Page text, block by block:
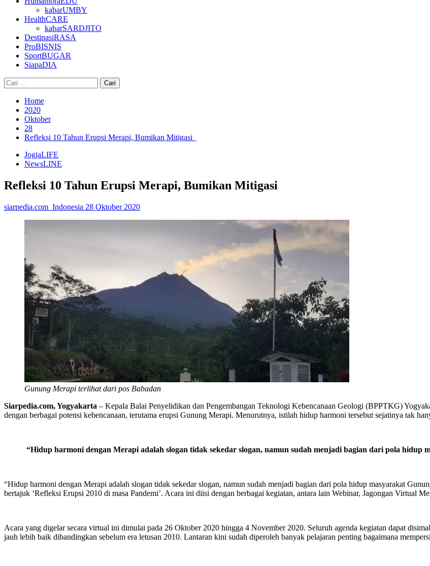
kabarUMBY
HealthCARE
kabarSARDJITO
DestinasiRASA
ProBISNIS
SportBUGAR
SiapaDIA
Cari
untuk:
Home
2020
Oktober
28
Refleksi 10 Tahun Erupsi Merapi, Bumikan Mitigasi
JogjaLIFE
NewsLINE
Refleksi 10 Tahun Erupsi Merapi, Bumikan Mitigasi
siarpedia.com_Indonesia 28 Oktober 2020
Gunung Merapi terlihat dari pos Babadan
Siarpedia.com, Yogyakarta – Kepala Balai Penyelidikan dan Pengembangan Teknologi Kebencanaan Geologi (BPPTKG)
dengan berbagai potensi kebencanaan, terutama erupsi Gunung Merapi. Menurutnya, istilah hidup harmoni tersebut sejatinya tak
“Hidup harmoni dengan Merapi adalah slogan tidak sekedar slogan, namun sudah menjadi bagian dari pola hidup
“Hidup harmoni dengan Merapi adalah slogan tidak sekedar slogan, namun sudah menjadi bagian dari pola hidup masyarakat
bertajuk ‘Refleksi Erupsi 2010 di masa Pandemi’. Acara ini diisi dengan berbagai kegiatan, antara lain Webinar, Jagongan Virtual
Acara yang digelar secara virtual ini dimulai pada 26 Oktober 2020 hingga 4 November 2020. Seluruh agenda kegiatan dapat
jauh lebih baik dibandingkan sebelum era letusan 2010. Lantaran kini sudah diperoleh banyak pelajaran penting bagaimana